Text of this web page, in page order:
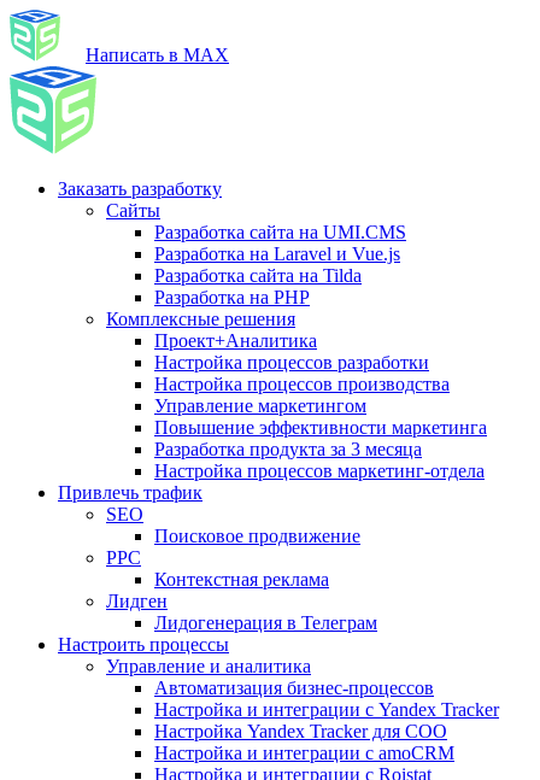
Написать в MAX
Заказать разработку
Сайты
Разработка сайта на UMI.CMS
Разработка на Laravel и Vue.js
Разработка сайта на Tilda
Разработка на PHP
Комплексные решения
Проект+Аналитика
Настройка процессов разработки
Настройка процессов производства
Управление маркетингом
Повышение эффективности маркетинга
Разработка продукта за 3 месяца
Настройка процессов маркетинг-отдела
Привлечь трафик
SEO
Поисковое продвижение
PPC
Контекстная реклама
Лидген
Лидогенерация в Телеграм
Настроить процессы
Управление и аналитика
Автоматизация бизнес-процессов
Настройка и интеграции с Yandex Tracker
Настройка Yandex Tracker для СОО
Настройка и интеграции с amoCRM
Настройка и интеграции с Roistat